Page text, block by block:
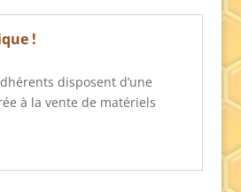
!
disposent d’une
à la vente de matériels